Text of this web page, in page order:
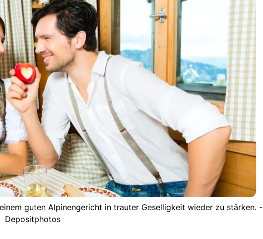
guten Alpinengericht in trauter Geselligkeit wieder zu stärken. -
Depositphotos